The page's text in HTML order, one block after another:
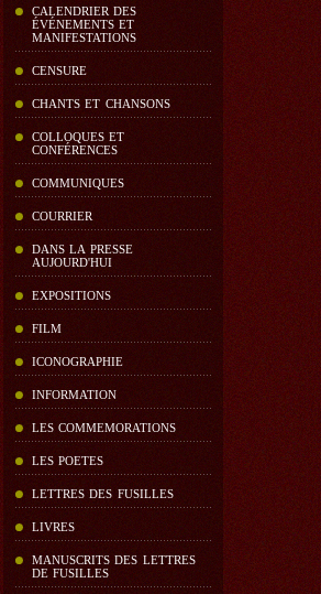
CALENDRIER DES
ÉVÉNEMENTS ET
MANIFESTATIONS
CENSURE
CHANTS ET CHANSONS
COLLOQUES ET
CONFÉRENCES
COMMUNIQUES
COURRIER
DANS LA PRESSE
AUJOURD'HUI
EXPOSITIONS
FILM
ICONOGRAPHIE
INFORMATION
LES COMMEMORATIONS
LES POETES
LETTRES DES FUSILLES
LIVRES
MANUSCRITS DES LETTRES
DE FUSILLES